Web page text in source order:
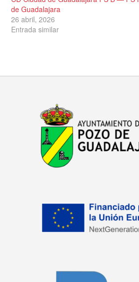
de Guadalajara
26 abril, 2026
Entrada similar